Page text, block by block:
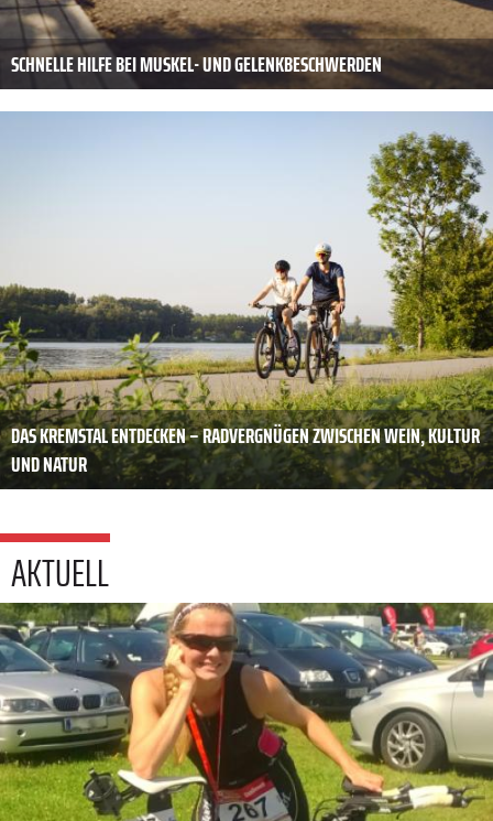
SCHNELLE HILFE BEI MUSKEL- UND GELENKBESCHWERDEN
DAS KREMSTAL ENTDECKEN – RADVERGNÜGEN ZWISCHEN WEIN, KULTUR
UND NATUR
AKTUELL